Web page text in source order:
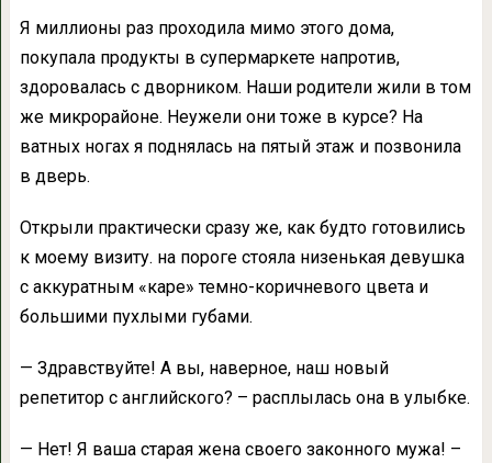
Я миллионы раз проходила мимо этого дома,
покупала продукты в супермаркете напротив,
здоровалась с дворником. Наши родители жили в том
же микрорайоне. Неужели они тоже в курсе? На
ватных ногах я поднялась на пятый этаж и позвонила
в дверь.
Открыли практически сразу же, как будто готовились
к моему визиту. на пороге стояла низенькая девушка
с аккуратным «каре» темно-коричневого цвета и
большими пухлыми губами.
— Здравствуйте! А вы, наверное, наш новый
репетитор с английского? – расплылась она в улыбке.
— Нет! Я ваша старая жена своего законного мужа! –